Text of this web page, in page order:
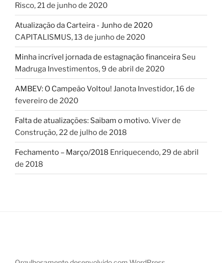
Risco,21 de junho de 2020
Atualização da Carteira - Junho de 2020
CAPITALISMUS,13 de junho de 2020
Minha incrível jornada de estagnação financeira Seu
Madruga Investimentos,9 de abril de 2020
AMBEV: O Campeão Voltou! Janota Investidor,16 de
fevereiro de 2020
Falta de atualizações: Saibam o motivo.Viver de
Construção,22 de julho de 2018
Fechamento – Março/2018 Enriquecendo,29 de abril
de 2018